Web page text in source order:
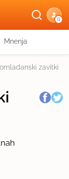
G
Mnenja
zavitki